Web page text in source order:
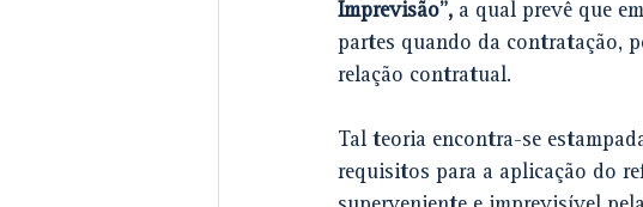
Imprevisão”, a qual prevê que
partes quando da contratação,
relação contratual.
Tal teoria encontra-se
requisitos para a aplicação do